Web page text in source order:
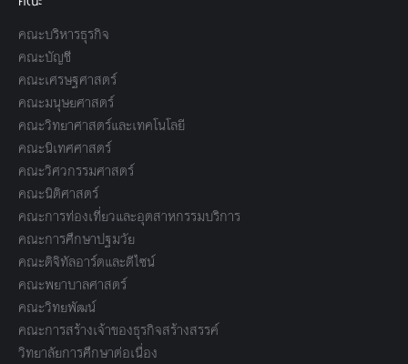
คณะบริหารธุรกิจ
คณะบัญชี
คณะเศรษฐศาสตร์
คณะมนุษยศาสตร์
คณะวิทยาศาสตร์และเทคโนโลยี
คณะนิเทศศาสตร์
คณะวิศวกรรมศาสตร์
คณะนิติศาสตร์
คณะการท่องเที่ยวและอุตสาหกรรมบริการ
คณะการศึกษาปฐมวัย
คณะดิจิทัลอาร์ตและดีไซน์
คณะพยาบาลศาสตร์
คณะวิทยพัฒน์
คณะการสร้างเจ้าของธุรกิจสร้างสรรค์
วิทยาลัยการศึกษาต่อเนื่อง